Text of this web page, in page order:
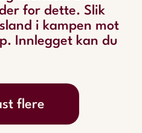
for dette. Slik
i kampen mot
Innlegget kan du
flere